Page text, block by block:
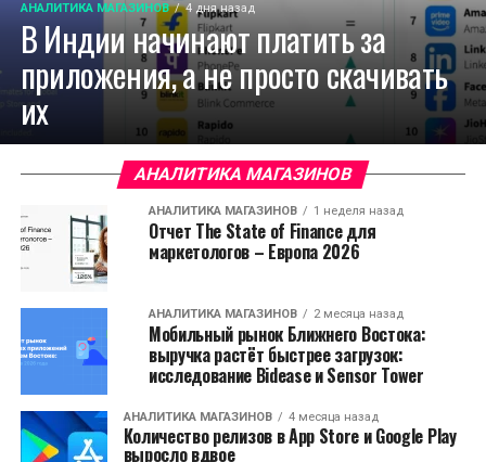
АНАЛИТИКА МАГАЗИНОВ 4 дня назад
В Индии начинают платить за
приложения, а не просто скачивать
их
АНАЛИТИКА МАГАЗИНОВ
АНАЛИТИКА МАГАЗИНОВ 1 неделя назад
Отчет The State of Finance для
маркетологов – Европа 2026
АНАЛИТИКА МАГАЗИНОВ 2 месяца назад
Мобильный рынок Ближнего Востока:
выручка растёт быстрее загрузок:
исследование Bidease и Sensor Tower
АНАЛИТИКА МАГАЗИНОВ 4 месяца назад
Количество релизов в App Store и Google Play
выросло вдвое